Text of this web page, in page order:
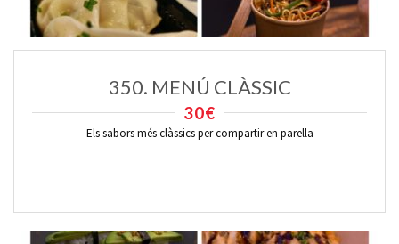
350. MENÚ CLÀSSIC
30€
Els sabors més clàssics per compartir en parella